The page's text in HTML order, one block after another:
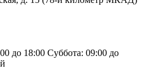
до 18:00 Суббота: 09:00 до